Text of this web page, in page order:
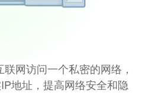
网访问一个私密的网络，
地址，提高网络安全和隐